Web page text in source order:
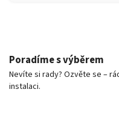
Poradíme s výběrem
Nevíte si rady? Ozvěte se –
instalaci.